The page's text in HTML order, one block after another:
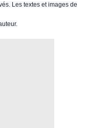
Les textes et images de